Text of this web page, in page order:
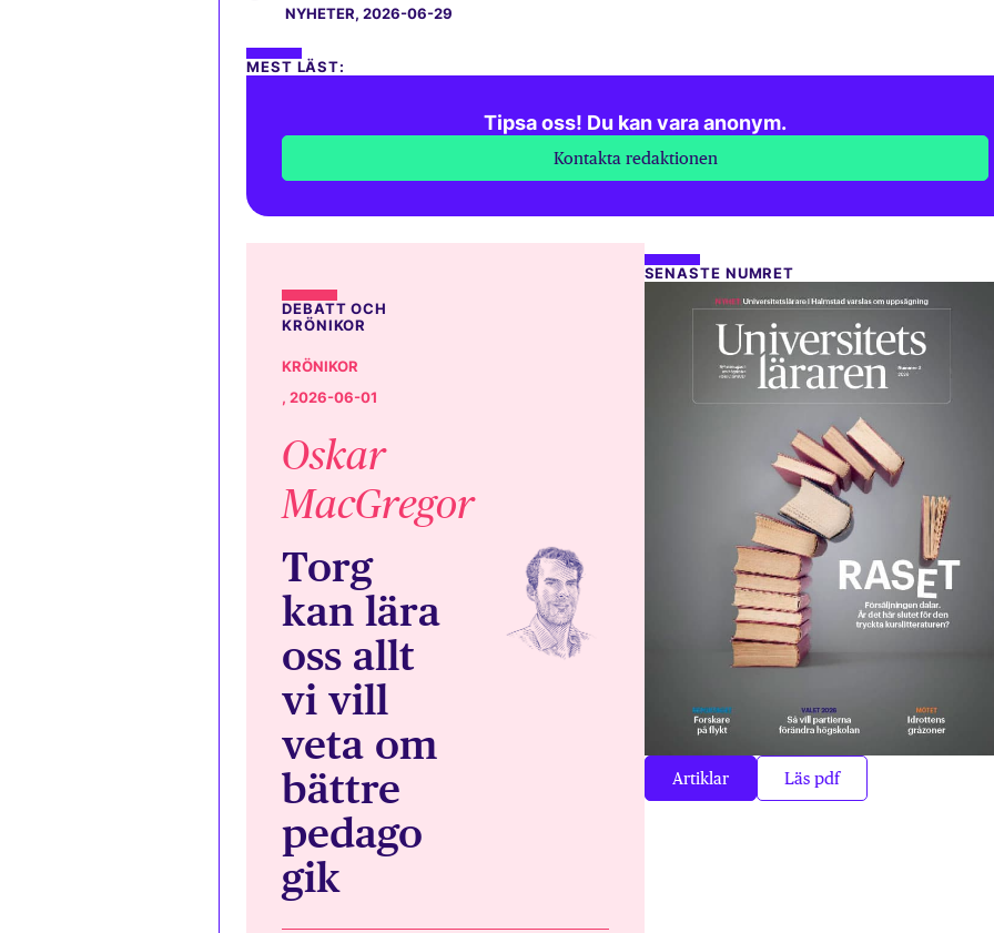
NYHETER, 2026-06-29
MEST LÄST:
Tipsa oss! Du kan vara anonym.
Kontakta redaktionen
DEBATT OCH
KRÖNIKOR
KRÖNIKOR
, 2026-06-01
Oskar
MacGregor
Torg
kan lära
oss allt
vi vill
veta om
bättre
pedago
gik
SENASTE NUMRET
Artiklar Läs pdf